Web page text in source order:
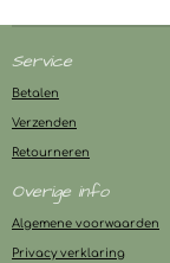
Service
Betalen
Verzenden
Retourneren
Overige info
Algemene voorwaarden
Privacy verklaring